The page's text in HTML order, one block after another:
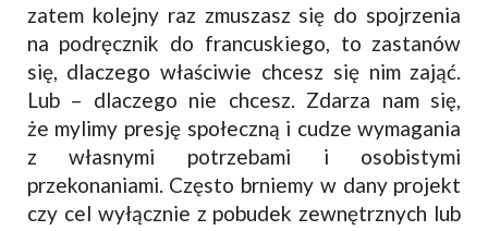
zatem kolejny raz zmuszasz się do spojrzenia
na podręcznik do francuskiego, to zastanów
się, dlaczego właściwie chcesz się nim zająć.
Lub – dlaczego nie chcesz. Zdarza nam się,
że mylimy presję społeczną i cudze wymagania
z własnymi potrzebami i osobistymi
przekonaniami. Często brniemy w dany projekt
czy cel wyłącznie z pobudek zewnętrznych lub